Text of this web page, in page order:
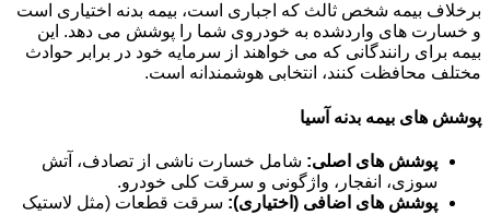
برخلاف بیمه شخص ثالث که اجباری است، بیمه بدنه اختیاری است
و خسارت های واردشده به خودروی شما را پوشش می دهد. این
بیمه برای رانندگانی که می خواهند از سرمایه خود در برابر حوادث
مختلف محافظت کنند، انتخابی هوشمندانه است.
پوشش های بیمه بدنه آسیا
پوشش های اصلی: شامل خسارت ناشی از تصادف، آتش
سوزی، انفجار، واژگونی و سرقت کلی خودرو.
پوشش های اضافی (اختیاری): سرقت قطعات (مثل لاستیک